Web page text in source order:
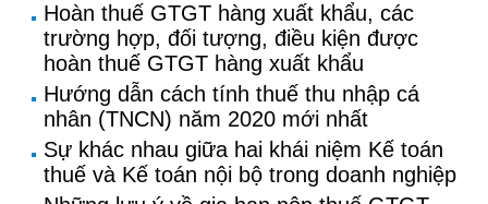
Hoàn thuế GTGT hàng xuất khẩu, các
trường hợp, đối tượng, điều kiện được
hoàn thuế GTGT hàng xuất khẩu
Hướng dẫn cách tính thuế thu nhập cá
nhân (TNCN) năm 2020 mới nhất
Sự khác nhau giữa hai khái niệm Kế toán
thuế và Kế toán nội bộ trong doanh nghiệp